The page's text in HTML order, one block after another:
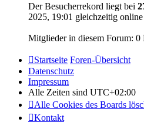
Der Besucherrekord liegt bei
2025, 19:01 gleichzeitig
Mitglieder in diesem Forum: 0
Startseite Foren-Übersicht
Datenschutz
Impressum
Alle Zeiten sind UTC+02:00
Alle Cookies des Boards
Kontakt